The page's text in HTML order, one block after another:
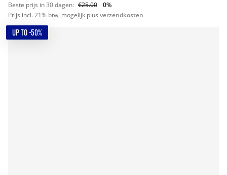
Beste prijs in 30 dagen: €25.00
0%
Prijs incl. 21% btw, mogelijk plus verzendkosten
UP TO -50%